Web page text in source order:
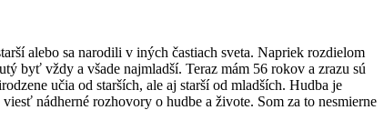
alebo sa narodili v iných častiach sveta. Napriek rozdielom
byť vždy a všade najmladší. Teraz mám 56 rokov a zrazu sú
učia od starších, ale aj starší od mladších. Hudba je
nádherné rozhovory o hudbe a živote. Som za to nesmierne